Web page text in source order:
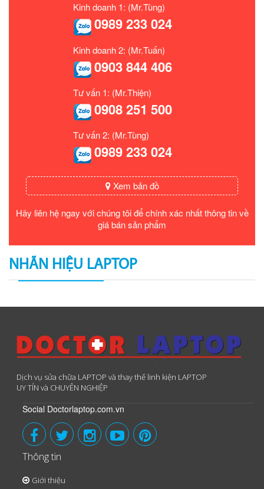
Kinh doanh 1: (Mr.Tùng)
0989 233 024
Kinh doanh 2: (Mr.Tuấn)
0903 844 406
Tư vấn 1: (Mr.Thiện)
0908 251 500
Tư vấn 2: (Mr.Tùng)
0989 233 024
Xem bản đồ
Hãy liên hệ ngay với chúng tôi để chính xác nhất thông tin về
giá bán sản phẩm
NHÃN HIỆU LAPTOP
Dịch vụ sửa chữa LAPTOP và thay thế linh kiện LAPTOP
UY TÍN và CHUYÊN NGHIỆP
Social Doctorlaptop.com.vn
Thông tin
Giới thiệu